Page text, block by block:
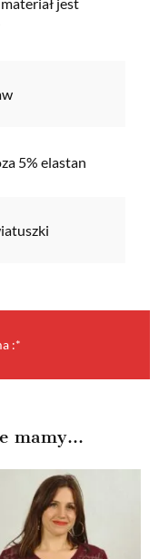
5% elastan
:*
mamy...